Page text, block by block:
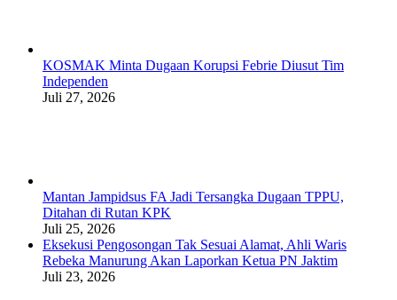
KOSMAK Minta Dugaan Korupsi Febrie Diusut Tim
Independen
Juli 27, 2026
Mantan Jampidsus FA Jadi Tersangka Dugaan TPPU,
Ditahan di Rutan KPK
Juli 25, 2026
Eksekusi Pengosongan Tak Sesuai Alamat, Ahli Waris
Rebeka Manurung Akan Laporkan Ketua PN Jaktim
Juli 23, 2026